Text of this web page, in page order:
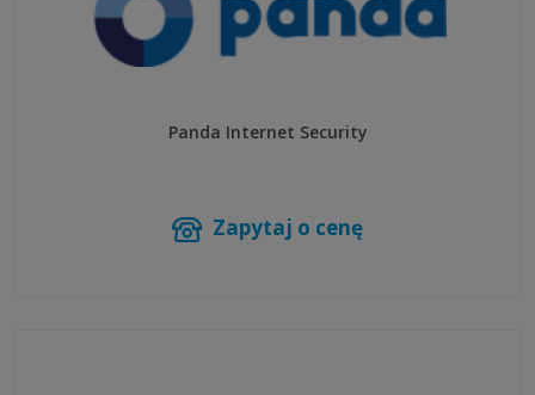
Panda Internet Security
Zapytaj o cenę